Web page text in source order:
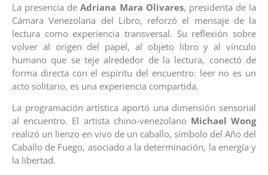
La presencia deAdriana Mara Olivares, presidenta de la
Cámara Venezolana del Libro, reforzó el mensaje de la
lectura como experiencia transversal. Su reflexión sobre
volver al origen del papel, al objeto libro y al vínculo
humano que se teje alrededor de la lectura, conectó de
forma directa con el espíritu del encuentro: leer no es un
acto solitario, es una experiencia compartida.
La programación artística aportó una dimensión sensorial
al encuentro. El artista chino-venezolano Michael Wong
realizó un lienzo en vivo de un caballo, símbolo del Año del
Caballo de Fuego, asociado a la determinación, la energía y
la libertad.